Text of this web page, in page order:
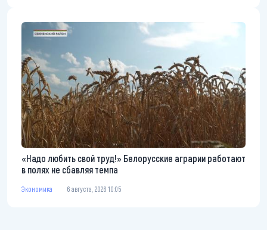
«Надо любить свой труд!» Белорусские аграрии работают
в полях не сбавляя темпа
Экономика 6 августа, 2026 10:05